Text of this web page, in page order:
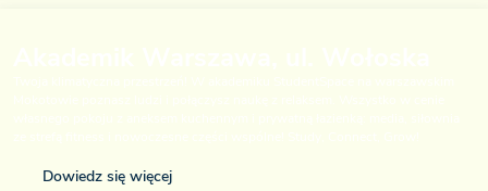
Dowiedz się więcej